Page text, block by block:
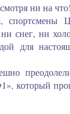
ни на что!
спортсмены
снег, ни
для
который